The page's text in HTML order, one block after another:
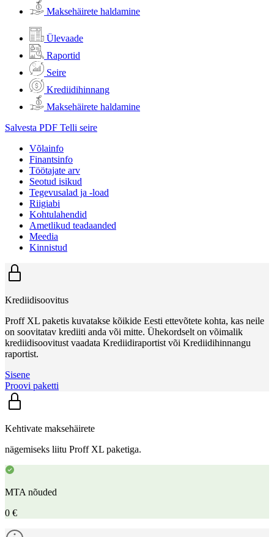
Maksehäirete haldamine
Ülevaade
Raportid
Seire
Krediidihinnang
Maksehäirete haldamine
Salvesta PDF Telli seire
Võlainfo
Finantsinfo
Töötajate arv
Seotud isikud
Tegevusalad ja -load
Riigiabi
Kohtulahendid
Ametlikud teadaanded
Meedia
Kinnistud
Krediidisoovitus
Proff XL paketis kuvatakse kõikide Eesti ettevõtete kohta, kas neile
on soovitatav krediiti anda või mitte. Ühekordselt on võimalik
krediidisoovitust vaadata Krediidiraportist või Krediidihinnangu
raportist.
Sisene
Proovi paketti
Kehtivate maksehäirete
nägemiseks liitu Proff XL paketiga.
MTA nõuded
0 €